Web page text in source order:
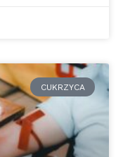
CUKRZYCA